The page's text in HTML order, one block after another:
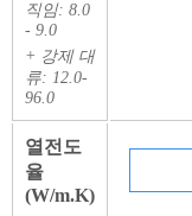
직임: 8.0
- 9.0
+ 강제 대
류: 12.0-
96.0
열전도
율
(W/m.K)